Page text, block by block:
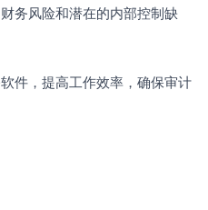
务风险和潜在的内部控制缺
件，提高工作效率，确保审计